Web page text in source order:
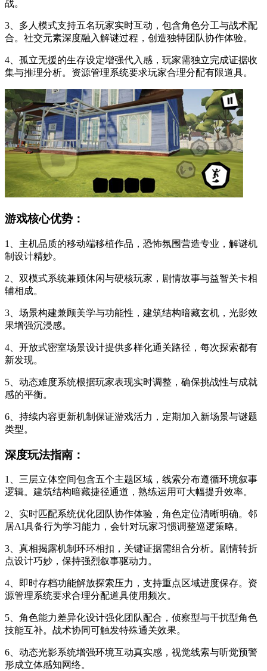
战。
3、多人模式支持五名玩家实时互动，包含角色分工与战术配
合。社交元素深度融入解谜过程，创造独特团队协作体验。
4、孤立无援的生存设定增强代入感，玩家需独立完成证据收
集与推理分析。资源管理系统要求玩家合理分配有限道具。
游戏核心优势：
1、主机品质的移动端移植作品，恐怖氛围营造专业，解谜机
制设计精妙。
2、双模式系统兼顾休闲与硬核玩家，剧情故事与益智关卡相
辅相成。
3、场景构建兼顾美学与功能性，建筑结构暗藏玄机，光影效
果增强沉浸感。
4、开放式密室场景设计提供多样化通关路径，每次探索都有
新发现。
5、动态难度系统根据玩家表现实时调整，确保挑战性与成就
感的平衡。
6、持续内容更新机制保证游戏活力，定期加入新场景与谜题
类型。
深度玩法指南：
1、三层立体空间包含五个主题区域，线索分布遵循环境叙事
逻辑。建筑结构暗藏捷径通道，熟练运用可大幅提升效率。
2、实时匹配系统优化团队协作体验，角色定位清晰明确。邻
居AI具备行为学习能力，会针对玩家习惯调整巡逻策略。
3、真相揭露机制环环相扣，关键证据需组合分析。剧情转折
点设计巧妙，保持强烈叙事驱动力。
4、即时存档功能解放探索压力，支持重点区域进度保存。资
源管理系统要求合理分配道具使用频次。
5、角色能力差异化设计强化团队配合，侦察型与干扰型角色
技能互补。战术协同可触发特殊通关效果。
6、动态光影系统增强环境互动真实感，视觉线索与听觉预警
形成立体感知网络。